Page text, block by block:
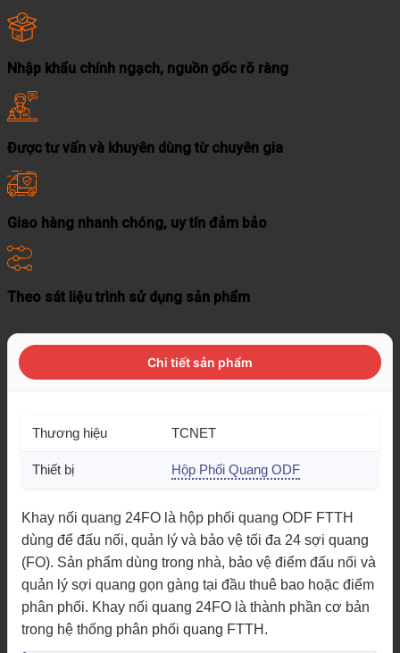
Nhập khẩu chính ngạch, nguồn gốc rõ ràng
Được tư vấn và khuyên dùng từ chuyên gia
Giao hàng nhanh chóng, uy tín đảm bảo
Theo sát liệu trình sử dụng sản phẩm
Chi tiết sản phẩm
Thương hiệu TCNET
Thiết bị Hộp Phối Quang ODF
Khay nối quang 24FO là hộp phối quang ODF FTTH
dùng để đấu nối, quản lý và bảo vệ tối đa 24 sợi quang
(FO). Sản phẩm dùng trong nhà, bảo vệ điểm đấu nối và
quản lý sợi quang gọn gàng tại đầu thuê bao hoặc điểm
phân phối. Khay nối quang 24FO là thành phần cơ bản
trong hệ thống phân phối quang FTTH.